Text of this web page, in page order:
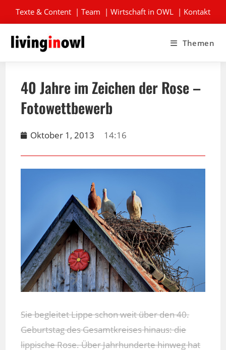
Texte & Content | Team | Wirtschaft in OWL | Kontakt
Themen
40 Jahre im Zeichen der Rose –
Fotowettbewerb
Oktober 1, 2013 14:16
Sie begleitet Lippe schon weit über den 40.
Geburtstag des Gesamtkreises hinaus: die
lippische Rose. Über Jahrhunderte hinweg hat